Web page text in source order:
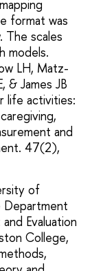
format was
scales
models.
LH, Matz-
& James JB
life activities:
and
47(2),
of
Department
Evaluation
College,